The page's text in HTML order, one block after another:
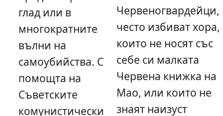
глад или в
многократните
вълни на
самоубийства. С
помощта на
Съветските
комунистически
Червеногвардейци,
често избиват хора,
които не носят със
себе си малката
Червена книжка на
Мао, или които не
знаят наизуст